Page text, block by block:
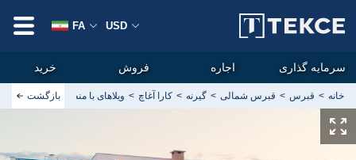
خانه قبرس قبرس شمالی گیرنه کارا آغاچ ویلاهای با منظره دریا و کوه
بازگشت
USD
FA
خرید فروش اجاره سرمایه گذاری